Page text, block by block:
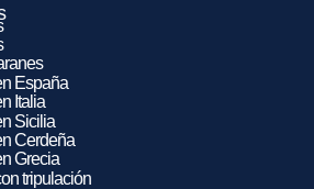
España
Italia
Sicilia
Cerdeña
Grecia
tripulación